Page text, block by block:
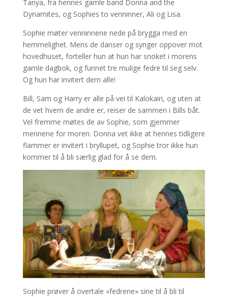
Tanya, fra hennes gamle band Donna and the
Dynamites, og Sophies to venninner, Ali og Lisa.
Sophie møter venninnene nede på brygga med en
hemmelighet. Mens de danser og synger oppover mot
hovedhuset, forteller hun at hun har snoket i morens
gamle dagbok, og funnet tre mulige fedre til seg selv.
Og hun har invitert dem alle!
Bill, Sam og Harry er alle på vei til Kalokairi, og uten at
de vet hvem de andre er, reiser de sammen i Bills båt.
Vel fremme møtes de av Sophie, som gjemmer
mennene for moren. Donna vet ikke at hennes tidligere
flammer er invitert i bryllupet, og Sophie tror ikke hun
kommer til å bli særlig glad for å se dem.
Sophie prøver å overtale «fedrene» sine til å bli til